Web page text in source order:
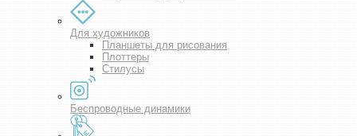
Для художников
Планшеты для рисования
Плоттеры
Стилусы
Беспроводные динамики